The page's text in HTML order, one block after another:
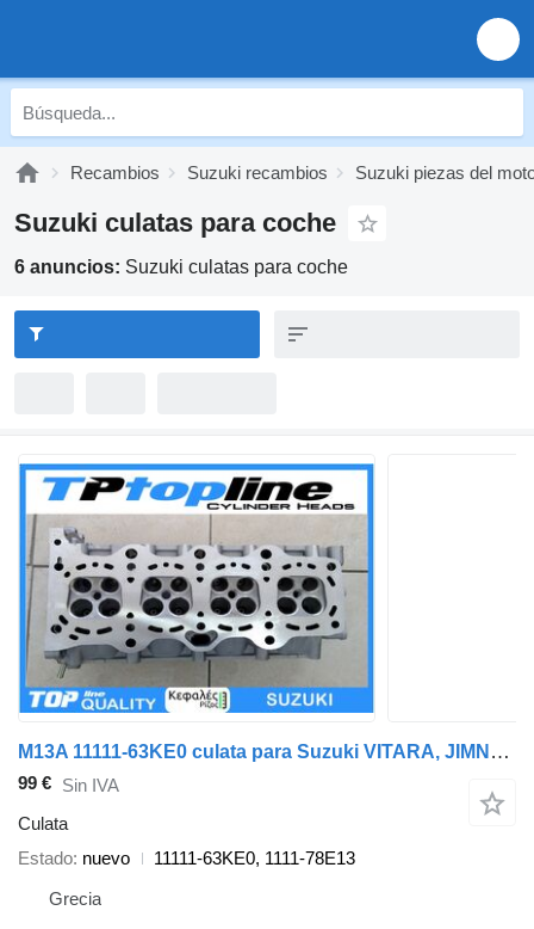
Recambios Suzuki recambios Suzuki piezas del
Suzuki culatas para coche
6 anuncios: Suzuki culatas para coche
M13A 11111-63KE0 culata para Suzuki VITARA, JIMNY, SX4, LIANA, IGNIS ,WAGON R coche
99 € Sin IVA
Culata
Estado nuevo
11111-63KE0, 1111-78E13
Grecia